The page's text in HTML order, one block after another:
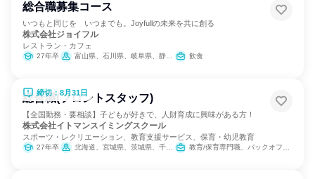
総合職募集コース
いつもと同じを いつまでも。Joyfullの未来を共に創る
株式会社ジョイフル
レストラン・カフェ
27年卒 富山県、石川県、岐阜県、静岡県、愛知県、三重県 飲食
締切：8月31日
総合職(フロントスタッフ)
【全国勤務・要相談】子どもが好きで、人財育成に興味がある方！
株式会社イトマンスイミングスクール
スポーツ・レクリエーション、教育支援サービス、保育・幼児教育
27年卒 北海道、宮城県、茨城県、千葉県、東京都、神奈川県、静岡県、愛知県、三重県、京都府、大阪府、兵庫県、奈良県、福岡県 教育/保育専門職、バックオフィス・事務・受付